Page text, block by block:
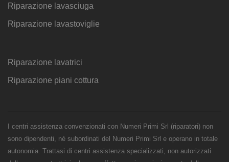
Riparazione lavasciuga
Riparazione lavastoviglie
Riparazione lavatrici
Riparazione piani cottura
I centri assistenza convenzionati con Numeri Primi Srl (riparatori) non
sono dipendenti, né subordinati del Numeri Primi Srl e operano in totale
autonomia. Trattasi di centri assistenza specializzati, non autorizzati